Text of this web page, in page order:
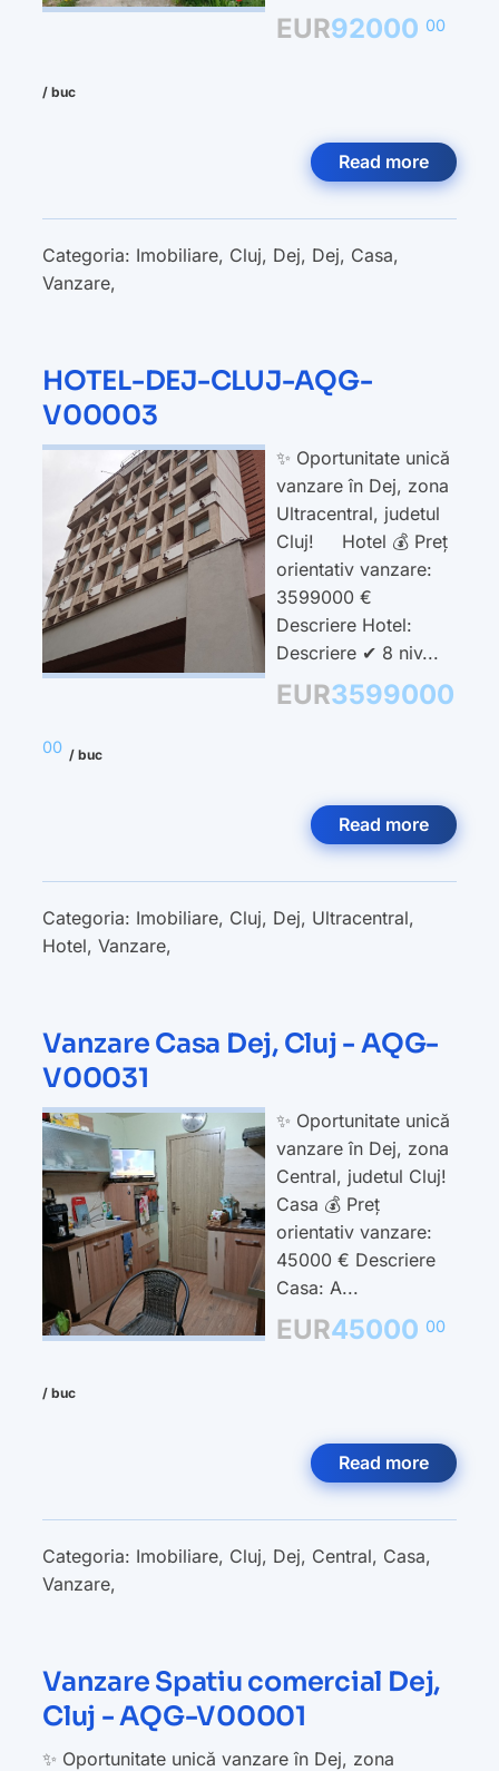
EUR92000 00
/ buc
Read more
Categoria: Imobiliare, Cluj, Dej, Dej, Casa,
Vanzare,
HOTEL-DEJ-CLUJ-AQG-
V00003
✨ Oportunitate unică
vanzare în Dej, zona
Ultracentral, judetul
Cluj! Hotel 💰 Preț
orientativ vanzare:
3599000 €
Descriere Hotel:
Descriere ✔ 8 niv...
EUR3599000
00 / buc
Read more
Categoria: Imobiliare, Cluj, Dej, Ultracentral,
Hotel, Vanzare,
Vanzare Casa Dej, Cluj - AQG-
V00031
✨ Oportunitate unică
vanzare în Dej, zona
Central, judetul Cluj!
Casa 💰 Preț
orientativ vanzare:
45000 € Descriere
Casa: A...
EUR45000 00
/ buc
Read more
Categoria: Imobiliare, Cluj, Dej, Central, Casa,
Vanzare,
Vanzare Spatiu comercial Dej,
Cluj - AQG-V00001
✨ Oportunitate unică vanzare în Dej, zona